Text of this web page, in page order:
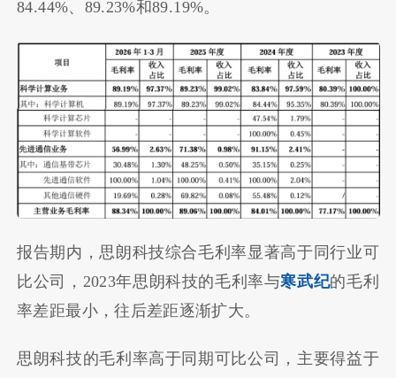
84.44%、89.23%和89.19%。
报告期内，思朗科技综合毛利率显著高于同行业可
比公司，2023年思朗科技的毛利率与寒武纪的毛利
率差距最小，往后差距逐渐扩大。
思朗科技的毛利率高于同期可比公司，主要得益于